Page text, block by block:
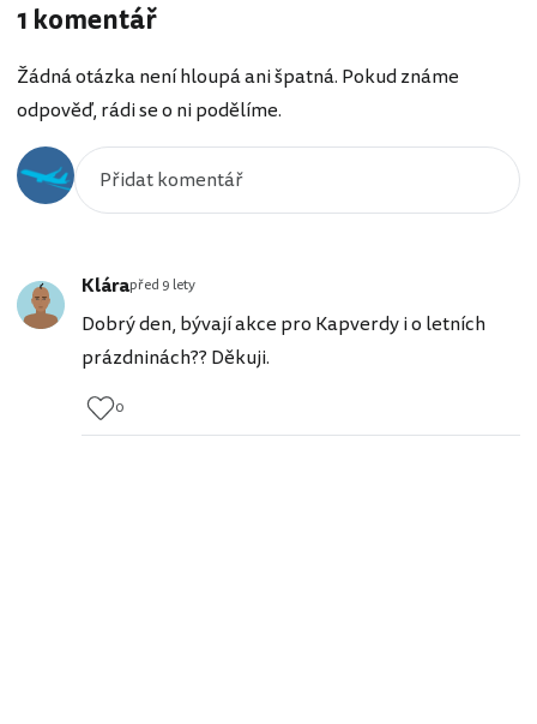
1 komentář
Žádná otázka není hloupá ani špatná. Pokud známe
odpověď, rádi se o ni podělíme.
Klárapřed 9 lety
Dobrý den, bývají akce pro Kapverdy i o letních
prázdninách?? Děkuji.
0